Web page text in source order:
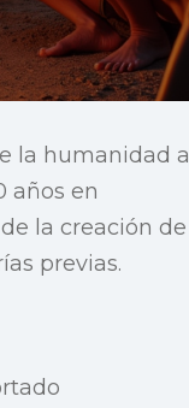
la humanidad a
años en
la creación de
previas.